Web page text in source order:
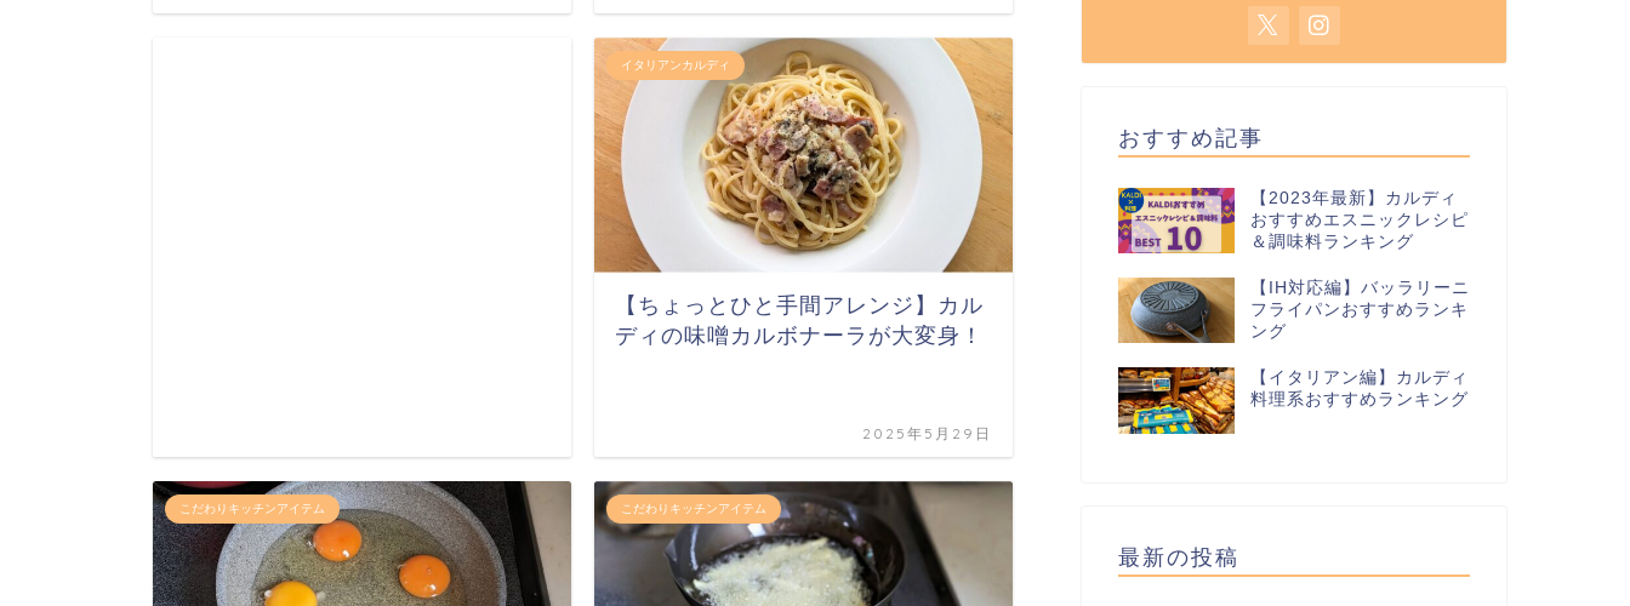
イタリアンカルディ
【ちょっとひと手間アレンジ】カル
ディの味噌カルボナーラが大変身！
2025年5月29日
こだわりキッチンアイテム こだわりキッチンアイテム
カルディのまぜるだけビリヤニでお
手軽チキンビリヤニ風
おすすめ記事
【2023年最新】カルディ
おすすめエスニックレシピ
＆調味料ランキング
【IH対応編】バッラリーニ
フライパンおすすめランキ
ング
【イタリアン編】カルディ
料理系おすすめランキング
最新の投稿